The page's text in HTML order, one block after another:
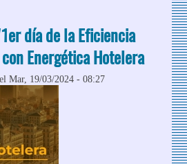
día de la Eficiencia
Energética Hotelera
Mar, 19/03/2024 - 08:27